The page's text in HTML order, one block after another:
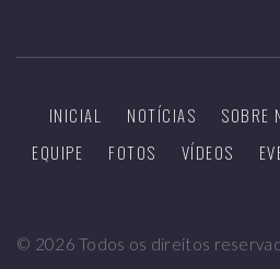
INICIAL NOTÍCIAS SOBRE
EQUIPE
FOTOS VÍDEOS
© 2026 Todos os direitos